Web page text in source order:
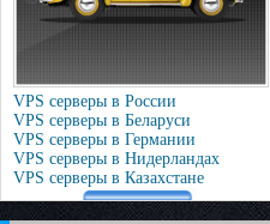
VPS серверы в России
VPS серверы в Беларуси
VPS серверы в Германии
VPS серверы в Нидерландах
VPS серверы в Казахстане